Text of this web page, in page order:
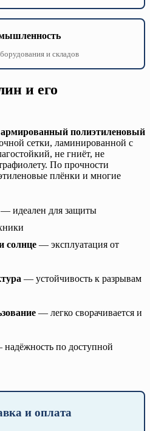
и складов
и его
армированный полиэтиленовый
сетки, ламинированной с
не гниёт, не
По прочности
плёнки и многие
— идеален для защиты
солнце — эксплуатация от
— устойчивость к разрывам
— легко сворачивается и
по доступной
и оплата